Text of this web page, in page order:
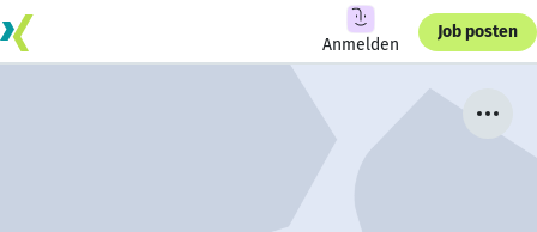
Anmelden
Job posten